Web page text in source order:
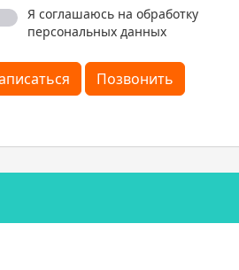
Я соглашаюсь на обработку
персональных данных
Позвонить